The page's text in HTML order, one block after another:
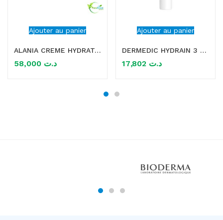
Ajouter au panier
ALANIA CREME HYDRATANTE SPF 30 50ML
د.ت
Ajouter au panier
DERMEDIC HYDRAIN 3 CREME CONTOUR DES YEUX HYDRATANT 15ML
د.ت